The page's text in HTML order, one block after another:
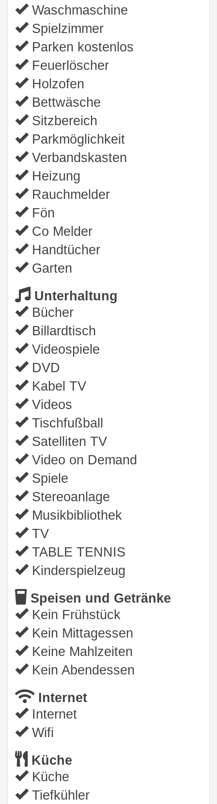
Waschmaschine
Spielzimmer
Parken kostenlos
Feuerlöscher
Holzofen
Bettwäsche
Sitzbereich
Parkmöglichkeit
Verbandskasten
Heizung
Rauchmelder
Fön
Co Melder
Handtücher
Garten
Unterhaltung
Bücher
Billardtisch
Videospiele
DVD
Kabel TV
Videos
Tischfußball
Satelliten TV
Video on Demand
Spiele
Stereoanlage
Musikbibliothek
TV
TABLE TENNIS
Kinderspielzeug
Speisen und Getränke
Kein Frühstück
Kein Mittagessen
Keine Mahlzeiten
Kein Abendessen
Internet
Internet
Wifi
Küche
Küche
Tiefkühler